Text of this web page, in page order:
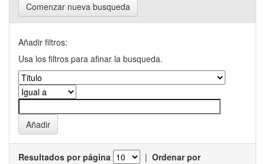
Comenzar nueva busqueda
Añadir filtros:
Usa los filtros para afinar la busqueda.
Resultados por página | Ordenar por